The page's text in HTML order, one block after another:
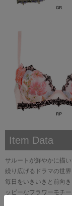
Item Data
サルートが鮮やかに描
繰り広げるドラマの世界
毎日をいきいきと前向
ッピーなフラワーモチー